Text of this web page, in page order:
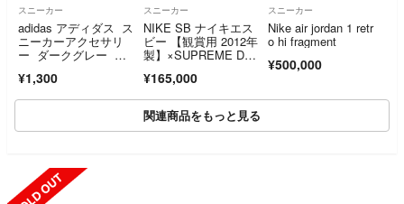
スニーカー
adidas アディダス ス
ニーカーアクセサリ
ー ダークグレー デ
¥1,300
スニーカー
NIKE SB ナイキエス
ビー 【観賞用 2012年
製】×SUPREME DUN
T 313170-600 シュプ
リーム ダンク ローカ
ットスニーカー グレ
ー/レッド US10/28cm
¥165,000
スニーカー
Nike air jordan 1 retr
o hi fragment
¥500,000
関連商品をもっと見る